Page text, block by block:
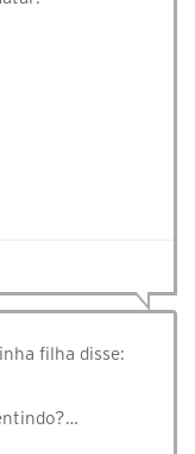
filha disse: